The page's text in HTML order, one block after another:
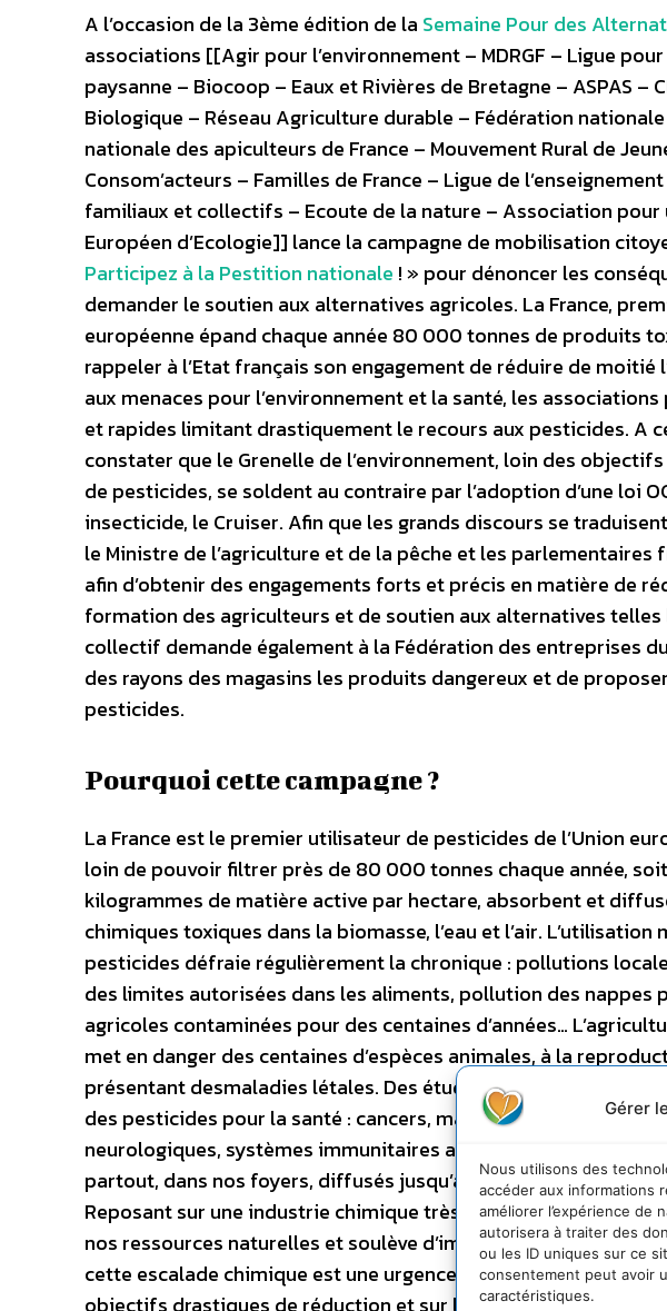
Gérer
Nous utilisons des
accéder aux informations
améliorer l’expérience de
autorisera à traiter des
ou les ID uniques sur ce
consentement peut avoir
caractéristiques.
A l’occasion de la 3ème édition de la Semaine Pour des
associations [[Agir pour l’environnement – MDRGF – Ligue
paysanne – Biocoop – Eaux et Rivières de Bretagne – ASPAS –
Biologique – Réseau Agriculture durable – Fédération
nationale des apiculteurs de France – Mouvement Rural de
Consom’acteurs – Familles de France – Ligue de
familiaux et collectifs – Ecoute de la nature – Association pour
Européen d’Ecologie]] lance la campagne de mobilisation
Participez à la Pestition nationale ! » pour dénoncer les
demander le soutien aux alternatives agricoles. La France,
européenne épand chaque année 80 000 tonnes de produits
rappeler à l’Etat français son engagement de réduire de moitié
aux menaces pour l’environnement et la santé, les
et rapides limitant drastiquement le recours aux pesticides. A
constater que le Grenelle de l’environnement, loin des
de pesticides, se soldent au contraire par l’adoption d’une loi
insecticide, le Cruiser. Afin que les grands discours se
le Ministre de l’agriculture et de la pêche et les parlementaires
afin d’obtenir des engagements forts et précis en matière de
formation des agriculteurs et de soutien aux alternatives
collectif demande également à la Fédération des entreprises
des rayons des magasins les produits dangereux et de
pesticides.
Pourquoi cette campagne ?
La France est le premier utilisateur de pesticides de l’Union
loin de pouvoir filtrer près de 80 000 tonnes chaque année,
kilogrammes de matière active par hectare, absorbent et
chimiques toxiques dans la biomasse, l’eau et l’air. L’utilisation
pesticides défraie régulièrement la chronique : pollutions
des limites autorisées dans les aliments, pollution des nappes
agricoles contaminées pour des centaines d’années…
met en danger des centaines d’espèces animales, à la
présentant desmaladies létales. Des études alertent
des pesticides pour la santé : cancers, malformations
neurologiques, systèmes immunitaires affaiblis… Ingérés ou
partout, dans nos foyers, diffusés jusqu’aux pôles, se
Reposant sur une industrie chimique très lucrative, le système
nos ressources naturelles et soulève d’importants problèmes
cette escalade chimique est une urgence à laquelle l’État
objectifs drastiques de réduction et sur l’appui aux